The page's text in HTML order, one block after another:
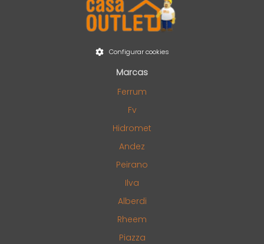
Configurar cookies
Marcas
Ferrum
Fv
Hidromet
Andez
Peirano
Ilva
Alberdi
Rheem
Piazza